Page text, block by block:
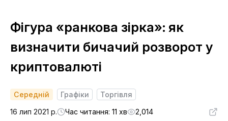
Фігура «ранкова зірка»: як
визначити бичачий розворот у
криптовалюті
Середній Графіки
Торгівля
16 лип 2021 р.
Час читання: 11 хв 2,014